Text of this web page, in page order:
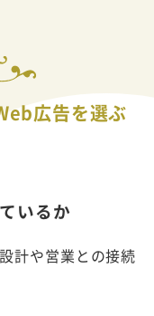
広告を選ぶ
いるか
計や営業との接続